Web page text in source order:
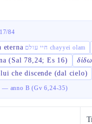
17/84
eterna חיי עולם chayyei olam
(Sal 78,24; Es 16)
che discende (dal cielo)
— anno B (Gv 6,24-35)